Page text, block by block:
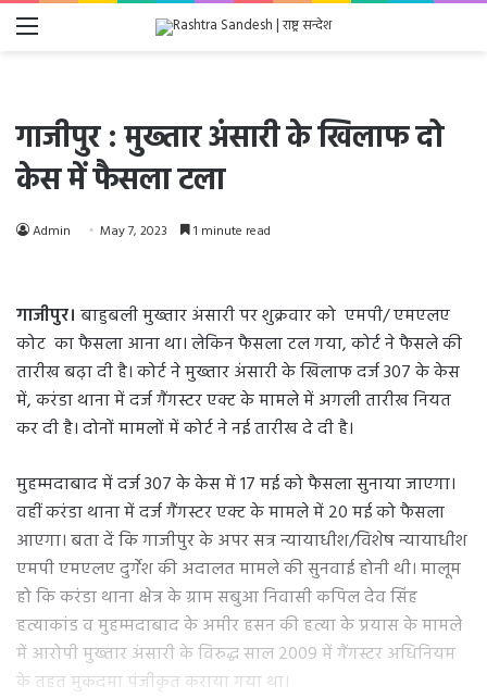
Menu
गाजीपुर : मुख्‍तार अंसारी के खिलाफ दो
केस में फैसला टला
Admin May 7, 2023 1 minute read
गाजीपुर। बाहुबली मुख्तार अंसारी पर शुक्रवार को एमपी/ एमएलए
कोट का फैसला आना था। लेकिन फैसला टल गया, कोर्ट ने फैसले की
तारीख बढ़ा दी है। कोर्ट ने मुख्तार अंसारी के खिलाफ दर्ज 307 के केस
में, करंडा थाना में दर्ज गैंगस्टर एक्ट के मामले में अगली तारीख नियत
कर दी है। दोनों मामलों में कोर्ट ने नई तारीख दे दी है।
मुहम्मदाबाद में दर्ज 307 के केस में 17 मई को फैसला सुनाया जाएगा।
वहीं करंडा थाना में दर्ज गैंगस्टर एक्ट के मामले में 20 मई को फैसला
आएगा। बता दें कि गाजीपुर के अपर सत्र न्यायाधीश/विशेष न्यायाधीश
एमपी एमएलए दुर्गेश की अदालत मामले की सुनवाई होनी थी। मालूम
हो कि करंडा थाना क्षेत्र के ग्राम सबुआ निवासी कपिल देव सिंह
हत्याकांड व मुहम्मदाबाद के अमीर हसन की हत्या के प्रयास के मामले
में आरोपी मुख्तार अंसारी के विरुद्ध साल 2009 में गैंगस्टर अधिनियम
के तहत मुकदमा पंजीकृत कराया गया था।